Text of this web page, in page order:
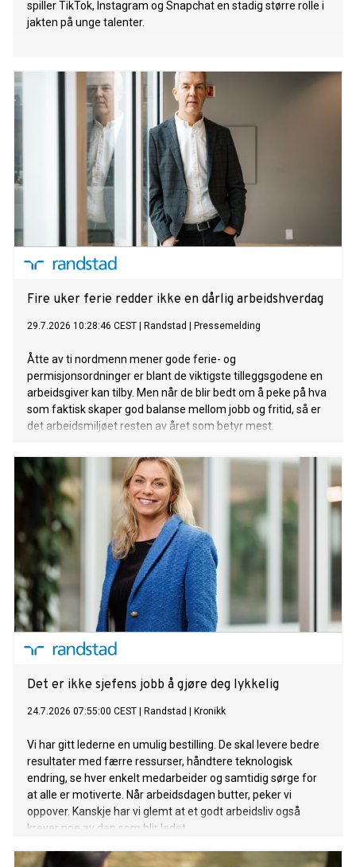
spiller TikTok, Instagram og Snapchat en stadig større rolle i
jakten på unge talenter.
Fire uker ferie redder ikke en dårlig arbeidshverdag
29.7.2026 10:28:46 CEST Randstad Pressemelding
Åtte av ti nordmenn mener gode ferie- og
permisjonsordninger er blant de viktigste tilleggsgodene en
arbeidsgiver kan tilby. Men når de blir bedt om å peke på hva
som faktisk skaper god balanse mellom jobb og fritid, så er
det arbeidsmiljøet resten av året som betyr mest.
Det er ikke sjefens jobb å gjøre deg lykkelig
24.7.2026 07:55:00 CEST Randstad Kronikk
Vi har gitt lederne en umulig bestilling. De skal levere bedre
resultater med færre ressurser, håndtere teknologisk
endring, se hver enkelt medarbeider og samtidig sørge for
at alle er motiverte. Når arbeidsdagen butter, peker vi
oppover. Kanskje har vi glemt at et godt arbeidsliv også
krever noe av den som blir ledet.